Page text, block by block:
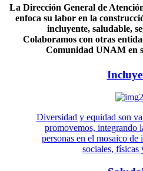
La Dirección General de
enfoca su labor en la
incluyente, saludable,
Colaboramos con otras
Comunidad UNAM en
Diversidad y equidad son
promovemos, integrando
personas en el mosaico de
sociales, físicas